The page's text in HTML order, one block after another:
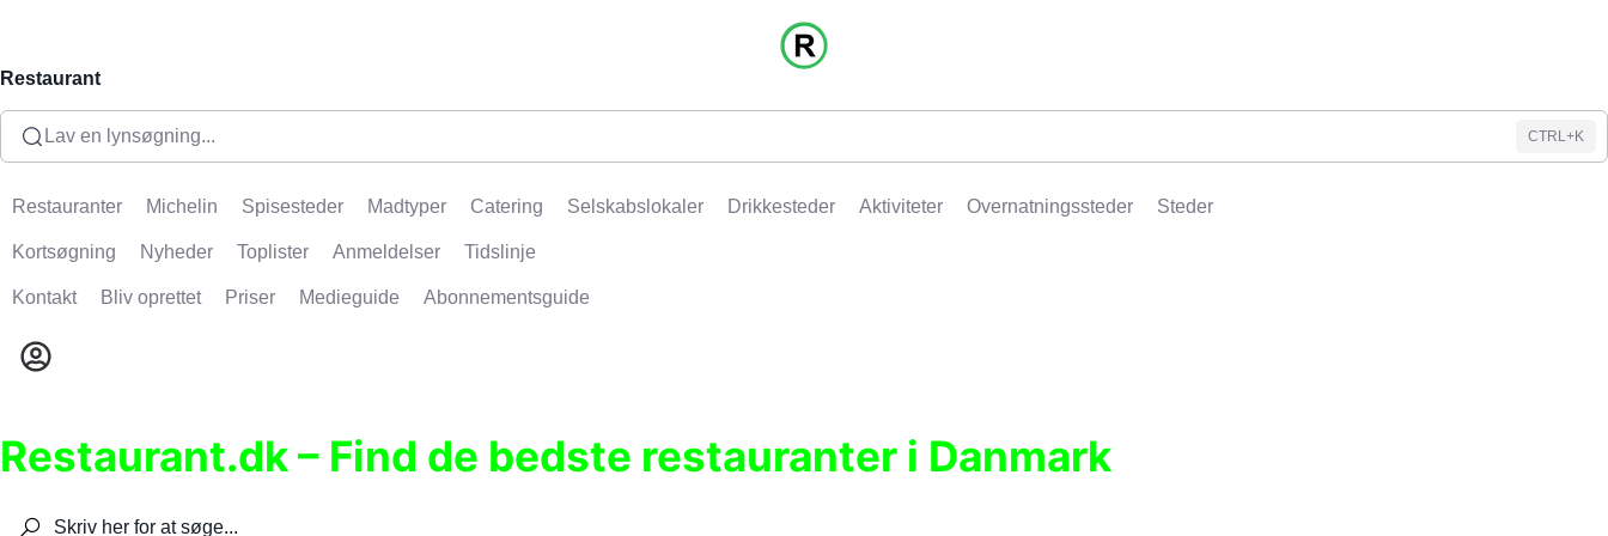
Restaurant
Lav en lynsøgning... CTRL+K
Restauranter Michelin Spisesteder Madtyper Catering Selskabslokaler Drikkesteder Aktiviteter Overnatningssteder Steder
Kortsøgning Nyheder Toplister Anmeldelser Tidslinje
Kontakt Bliv oprettet Priser Medieguide Abonnementsguide
Restaurant.dk – Find de bedste restauranter i Danmark